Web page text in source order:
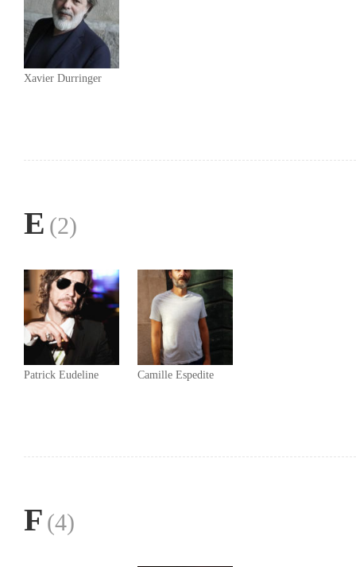
Xavier Durringer
E (2)
Patrick Eudeline Camille Espedite
F (4)